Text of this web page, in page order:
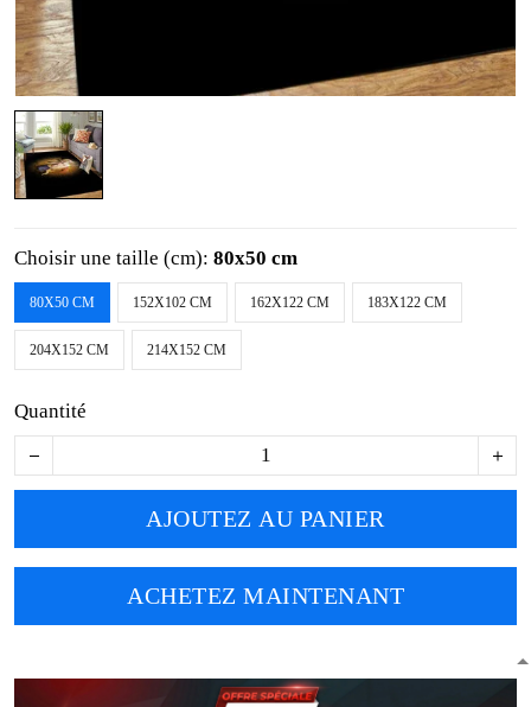
Choisir une taille (cm): 80x50 cm
80X50 CM 152X102 CM 162X122 CM 183X122 CM
204X152 CM 214X152 CM
Quantité
AJOUTEZ AU PANIER
ACHETEZ MAINTENANT